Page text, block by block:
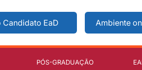
Candidato EaD Ambiente
PÓS-GRADUAÇÃO